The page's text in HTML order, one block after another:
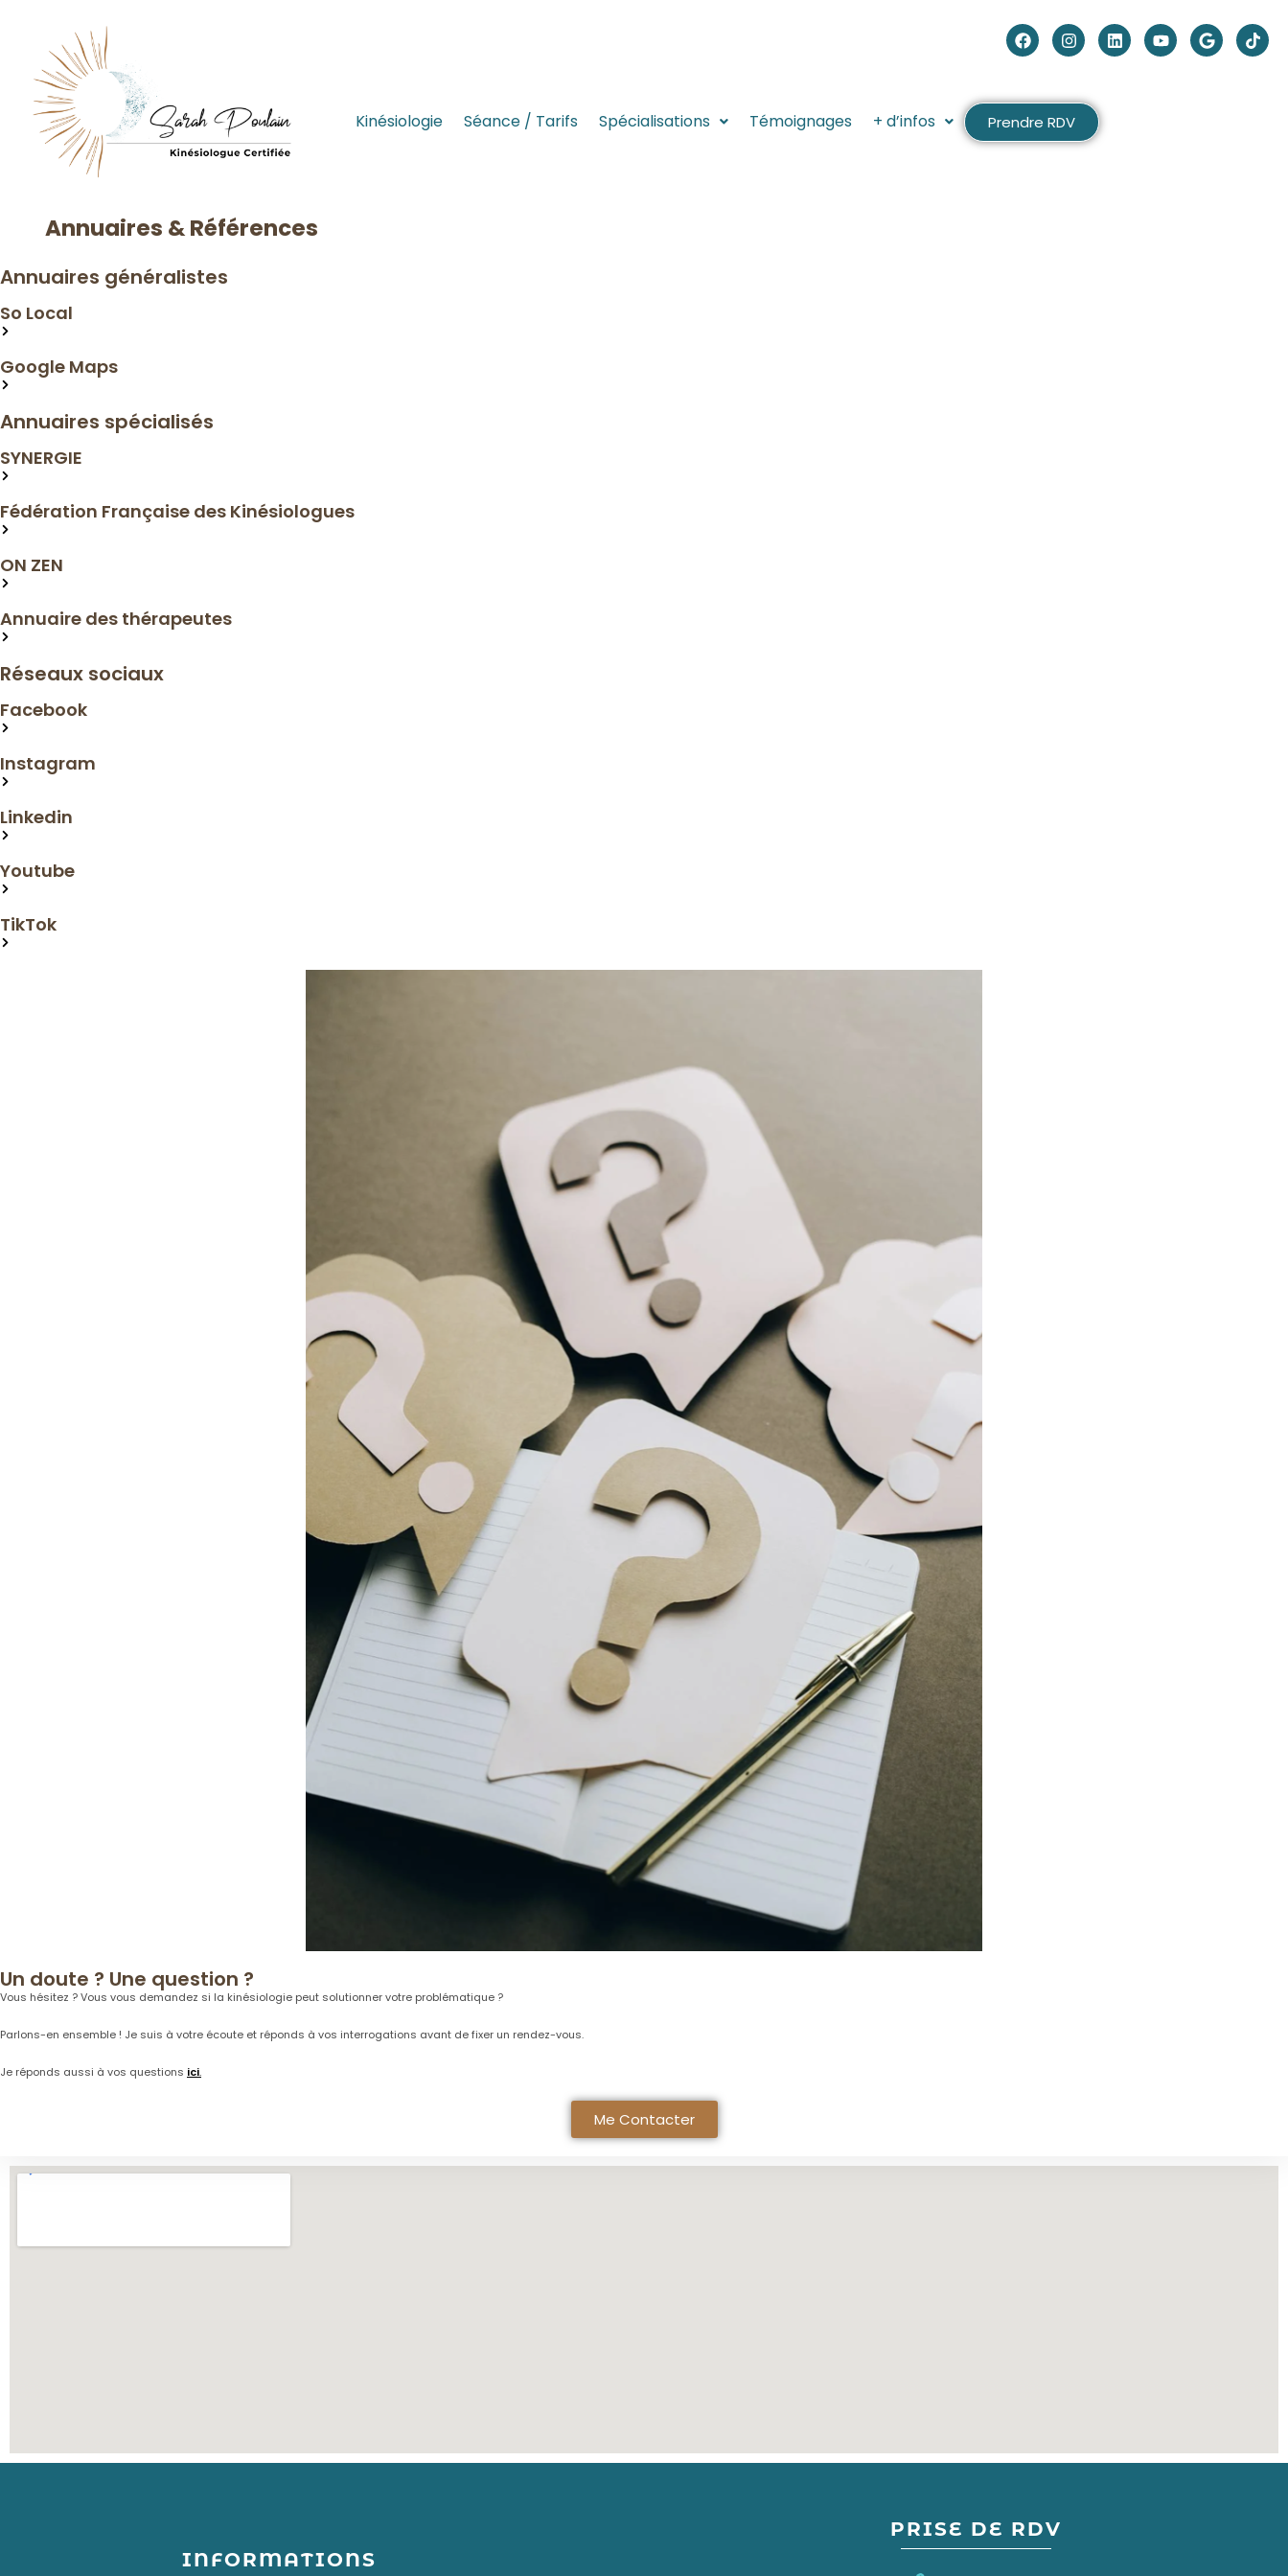
Kinésiologie Séance / Tarifs Spécialisations Témoignages + d’infos Prendre RDV
Annuaires & Références
Annuaires généralistes
So Local
Google Maps
Annuaires spécialisés
SYNERGIE
Fédération Française des Kinésiologues
ON ZEN
Annuaire des thérapeutes
Réseaux sociaux
Facebook
Instagram
Linkedin
Youtube
TikTok
Un doute ? Une question ?
Vous hésitez ? Vous vous demandez si la kinésiologie peut solutionner votre problématique ?
Parlons-en ensemble ! Je suis à votre écoute et réponds à vos interrogations avant de fixer un rendez-vous.
Je réponds aussi à vos questions ici.
Me Contacter
INFORMATIONS
PRISE DE RDV